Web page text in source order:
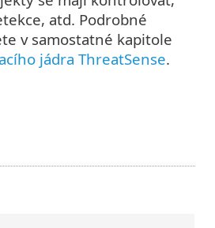
atd. Podrobné
v samostatné kapitole
jádra ThreatSense.